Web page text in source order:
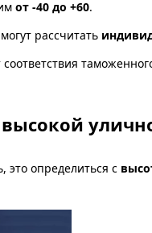
от -40 до +60.
рассчитать
это определиться с